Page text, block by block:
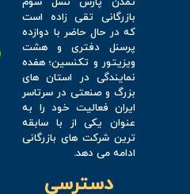
بازرگانی تقی زاده است
که در حال حاضر با دوازده
پرسنل دفتری و هشت
ویزیتور و تکنسین؛ هفده
نمایندگی در استان های
بزرگ و صنعتی در سرتاسر
ایران فعالیت خود را به
عنوان یکی از با سابقه
ترین شرکت های بازرگانی
ادامه می دهد.
دسترسی